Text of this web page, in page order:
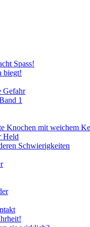
Spass!
biegt!
Gefahr
1
Knochen mit weichem
Held
Schwierigkeiten